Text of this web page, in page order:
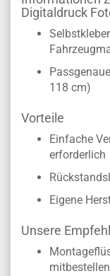
Digitaldruck
118 cm)
Vorteile
Einfache
erforderlich
Eigene
Unsere
mitbestellen